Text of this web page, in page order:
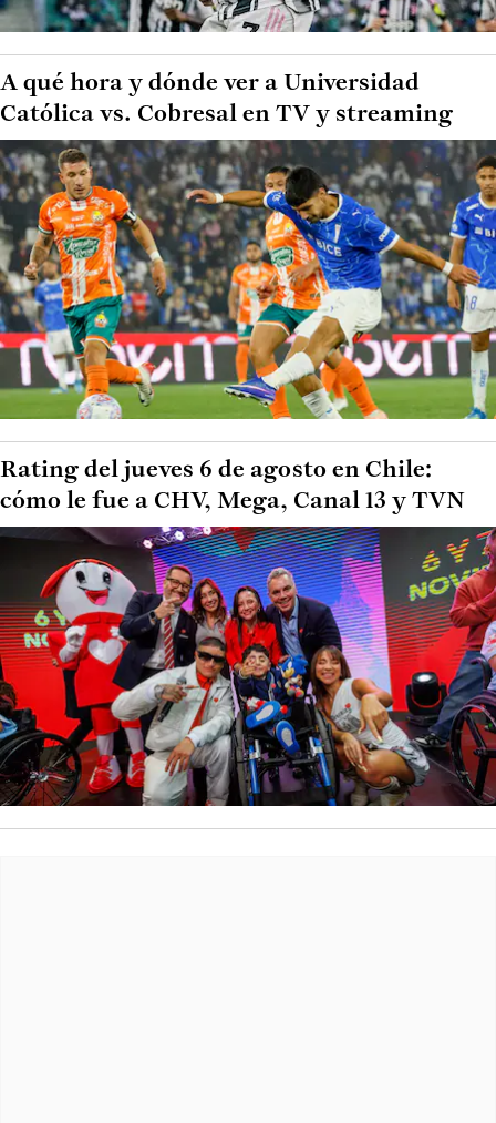
A qué hora y dónde ver a Universidad
Católica vs. Cobresal en TV y streaming
Rating del jueves 6 de agosto en Chile:
cómo le fue a CHV, Mega, Canal 13 y TVN